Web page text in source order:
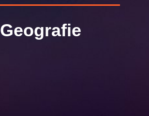
Geografie